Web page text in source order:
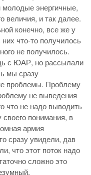
энергичные,
величия, и так далее.
конечно, все же у
что-то получилось
не получилось.
с ЮАР, но рассылали
мы сразу
проблемы. Проблему
не выведения
что не надо выводить
понимания, в
армия
сразу увидели, дав
что этот поток надо
сложно это